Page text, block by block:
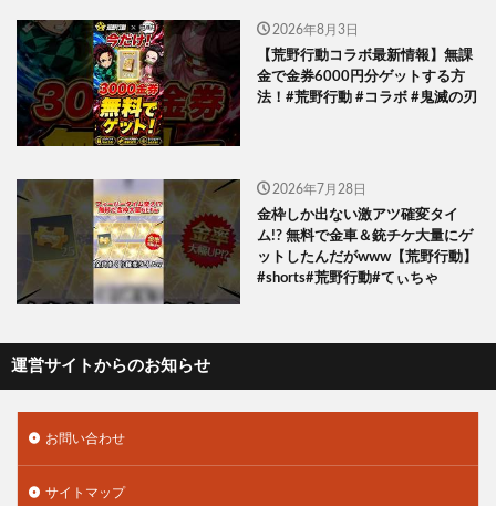
2026年8月3日
【荒野行動コラボ最新情報】無課
金で金券6000円分ゲットする方
法！#荒野行動 #コラボ #鬼滅の刃
2026年7月28日
金枠しか出ない激アツ確変タイ
ム!? 無料で金車＆銃チケ大量にゲ
ットしたんだがwww【荒野行動】
#shorts#荒野行動#てぃちゃ
運営サイトからのお知らせ
お問い合わせ
サイトマップ